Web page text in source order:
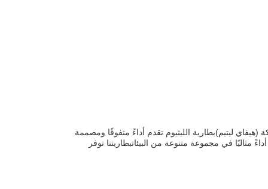
(هيفاي ليتيم)بطارية الليثيوم تقدم أداءً متفوقًا ومصممة
للمياهبطاريتنا تقدم أداءً مثاليًا في مجموعة متنوعة من البيئاتبطاريتنا توفر